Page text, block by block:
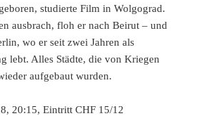
studierte Film in Wolgograd.
ausbrach, floh er nach Beirut – und
wo er seit zwei Jahren als
lebt. Alles Städte, die von Kriegen
aufgebaut wurden.
20:15, Eintritt CHF 15/12